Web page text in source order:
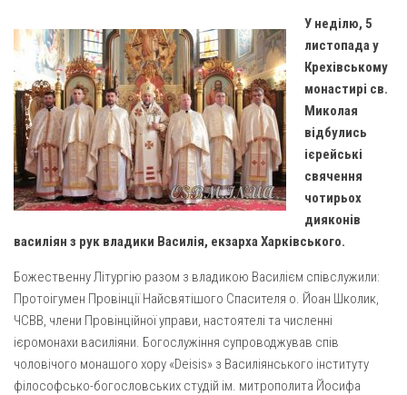
Покрови Пресвятої Богородиці (с. Вільча)
Преображенська парафія (м. Лозова)
Парафія Благовіщення Пресвятої Богородиці (смт
Золочів)
Парафія Різдва Пресвятої Богородиці м. Берестин
(Красноград)
Парохії Полтавської області
Свято-Юріївська парафія (м. Полтава)
Архистратига Михаїла (с. Пригарівка)
Благовіщення Пресвятої Богородиці (с. Шевченки)
Введення у храм Пресвятої Богородиці (с. Дашківка)
Надруковані числа
Молитви
Галерея
Рух pro-life
У неділю, 5
листопада у
Крехівському
монастирі св.
Миколая
відбулись
ієрейські
свячення
чотирьох
дияконів
василіян з рук владики Василія, екзарха Харківського.
Божественну Літургію разом з владикою Василієм співслужили:
Протоігумен Провінції Найсвятішого Спасителя о. Йоан Школик,
ЧСВВ, члени Провінційної управи, настоятелі та численні
ієромонахи василіяни. Богослужіння супроводжував спів
чоловічого монашого хору «Deisis» з Василіянського інституту
філософсько-богословських студій ім. митрополита Йосифа